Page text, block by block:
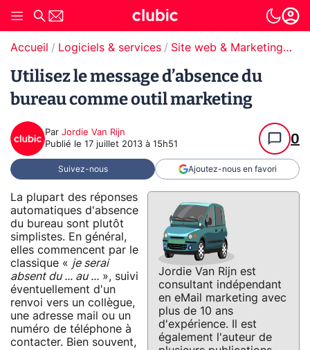
Accueil Logiciels & services Site web & Marketing Digital
Utilisez le message d’absence du
bureau comme outil marketing
Par Jordie Van Rijn
Publié le 17 juillet 2013 à 15h51 0
Suivez-nous Ajoutez-nous en favori
Jordie Van Rijn est
consultant indépendant
en eMail marketing avec
plus de 10 ans
d'expérience. Il est
également l'auteur de
La plupart des réponses
automatiques d'absence
du bureau sont plutôt
simplistes. En général,
elles commencent par le
classique « je serai
absent du ... au ... », suivi
éventuellement d'un
renvoi vers un collègue,
une adresse mail ou un
numéro de téléphone à
contacter. Bien souvent,